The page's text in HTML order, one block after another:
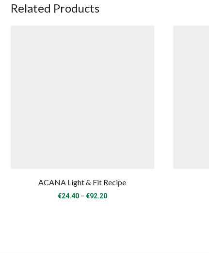
Related Products
ACANA Light & Fit Recipe
€24.40 –€92.20Price